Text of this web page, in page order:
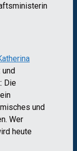
und
Die
und
Wer
heute